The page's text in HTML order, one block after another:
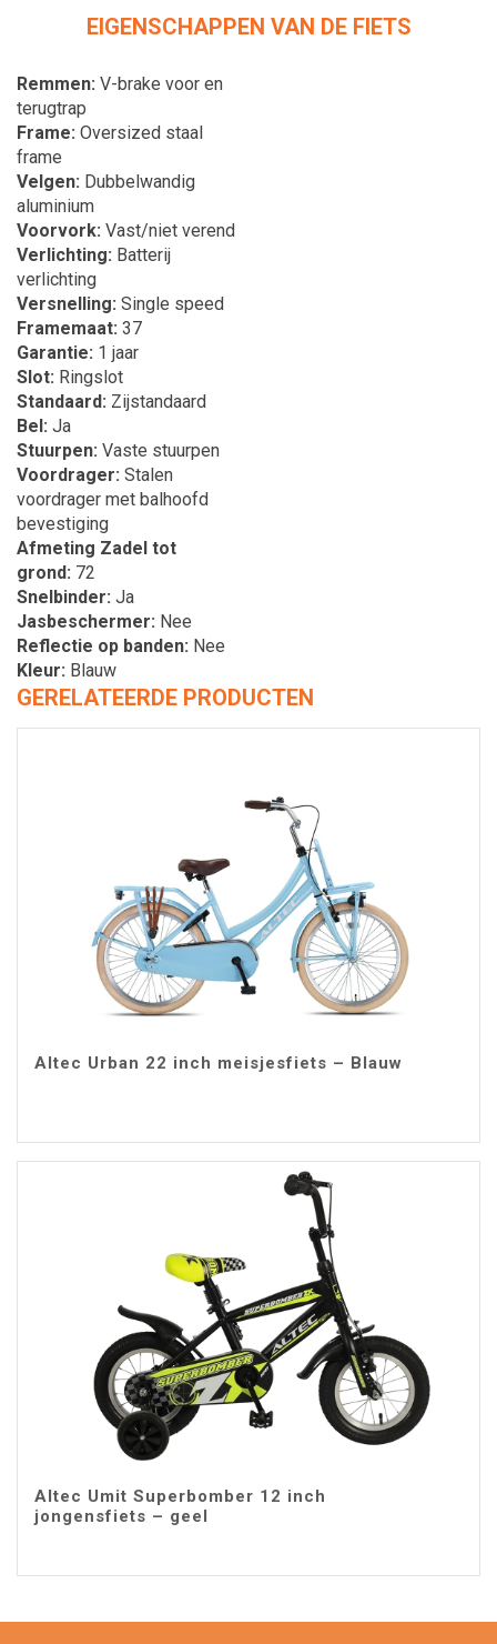
EIGENSCHAPPEN VAN DE FIETS
Remmen V-brake voor en
terugtrap
Frame Oversized staal
frame
Velgen Dubbelwandig
aluminium
Voorvork Vast/niet verend
Verlichting Batterij
verlichting
Versnelling Single speed
Framemaat 37
Garantie 1 jaar
Slot Ringslot
Standaard Zijstandaard
Bel Ja
Stuurpen Vaste stuurpen
Voordrager Stalen
voordrager met balhoofd
bevestiging
Afmeting Zadel tot
grond 72
Snelbinder Ja
Jasbeschermer Nee
Reflectie op banden Nee
Kleur Blauw
GERELATEERDE PRODUCTEN
Altec Urban 22 inch meisjesfiets – Blauw
Altec Umit Superbomber 12 inch
jongensfiets – geel